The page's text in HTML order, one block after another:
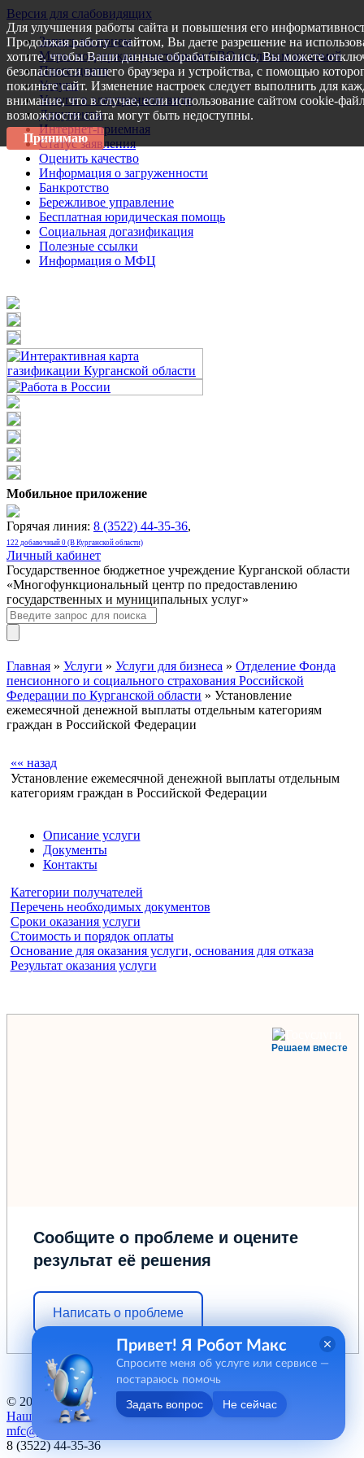
Версия для слабовидящих
Запись на прием
Меры поддержки участникам СВО и членам их семей
Пресс-центр
Услуги
Услуги в электронном виде
Документы
Интернет-приемная
Статус заявления
Оценить качество
Информация о загруженности
Банкротство
Бережливое управление
Бесплатная юридическая помощь
Социальная догазификация
Полезные ссылки
Информация о МФЦ
Мобильное приложение
Горячая линия: 8 (3522) 44-35-36,
122 добавочный 0 (В Курганской области)
Личный кабинет
Государственное бюджетное учреждение Курганской области
«Многофункциональный центр по предоставлению
государственных и муниципальных услуг»
Главная » Услуги » Услуги для бизнеса » Отделение Фонда
пенсионного и социального страхования Российской
Федерации по Курганской области » Установление
ежемесячной денежной выплаты отдельным категориям
граждан в Российской Федерации
«« назад
Установление ежемесячной денежной выплаты отдельным
категориям граждан в Российской Федерации
Описание услуги
Документы
Контакты
Категории получателей
Перечень необходимых документов
Сроки оказания услуги
Стоимость и порядок оплаты
Основание для оказания услуги, основания для отказа
Результат оказания услуги
Решаем вместе
Сообщите о проблеме и оцените
результат её решения
Написать о проблеме
© 2012 - 2026 ГБУ "МФЦ" Курганской области
Наш баннер
mfc@kurganobl.ru
8 (3522) 44-35-36
Для улучшения работы сайта и повышения его
Продолжая работу с сайтом, Вы даете разрешение на
хотите, чтобы Ваши данные обрабатывались, Вы можете
безопасности вашего браузера и устройства, с помощью
покиньте сайт. Изменение настроек следует выполнить для
внимание, что в случае, если использование сайтом cookie-
возможности сайта могут быть недоступны.
Принимаю
Привет! Я Робот Макс
Спросите меня об услуге или сервисе —
постараюсь помочь
Задать вопрос Не сейчас